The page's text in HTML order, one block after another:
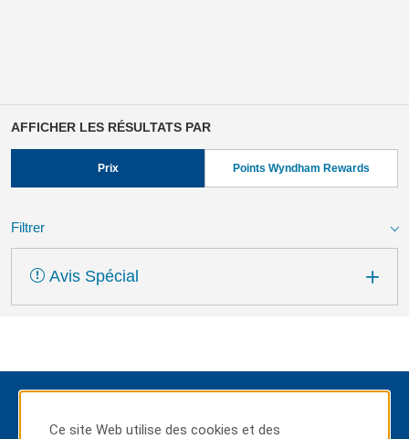
AFFICHER LES RÉSULTATS PAR
Prix Points Wyndham Rewards
Filtrer
Avis Spécial
Ce site Web utilise des cookies et des